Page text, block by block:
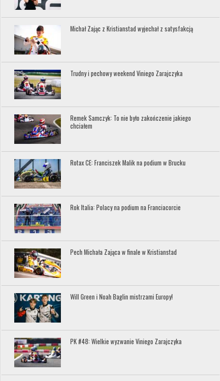
Michał Zając z Kristianstad wyjechał z satysfakcją
Trudny i pechowy weekend Viniego Zarajczyka
Remek Samczyk: To nie było zakończenie jakiego
chciałem
Rotax CE: Franciszek Malik na podium w Brucku
Rok Italia: Polacy na podium na Franciacorcie
Pech Michała Zająca w finale w Kristianstad
Will Green i Noah Baglin mistrzami Europy!
PK #48: Wielkie wyzwanie Viniego Zarajczyka